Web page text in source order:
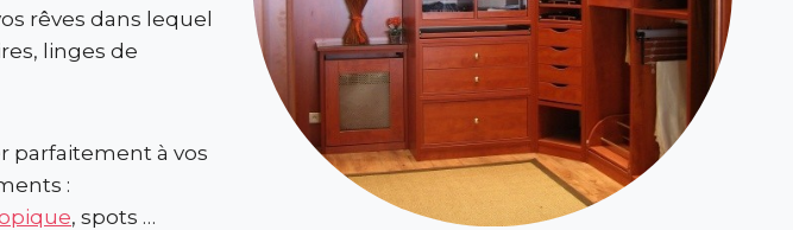
rêves dans lequel
linges de
parfaitement à vos
:
, spots …